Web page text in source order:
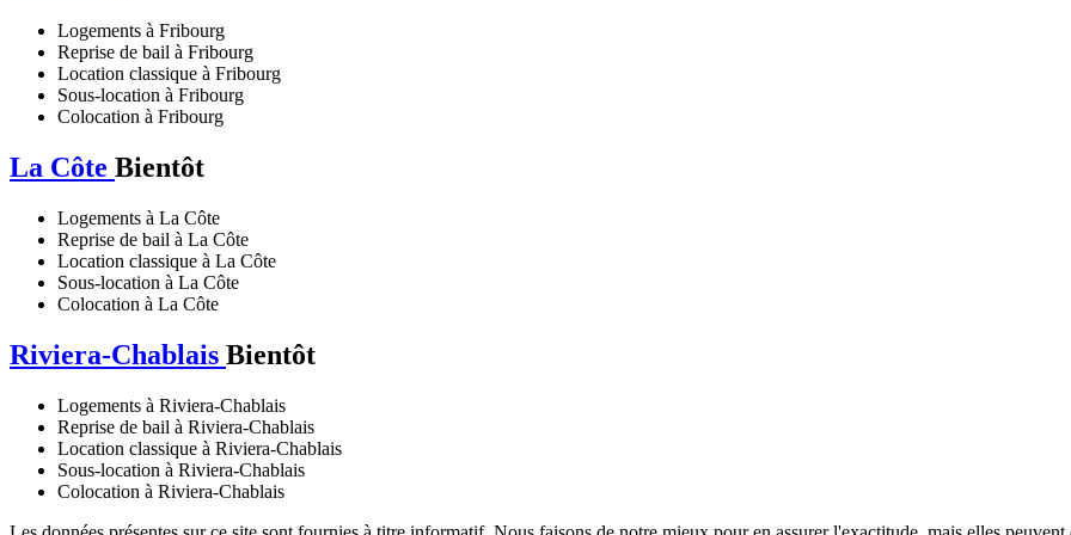
Logements à Fribourg
Reprise de bail à Fribourg
Location classique à Fribourg
Sous-location à Fribourg
Colocation à Fribourg
La Côte Bientôt
Logements à La Côte
Reprise de bail à La Côte
Location classique à La Côte
Sous-location à La Côte
Colocation à La Côte
Riviera-Chablais Bientôt
Logements à Riviera-Chablais
Reprise de bail à Riviera-Chablais
Location classique à Riviera-Chablais
Sous-location à Riviera-Chablais
Colocation à Riviera-Chablais